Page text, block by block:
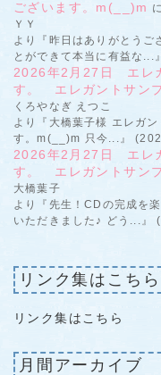
ございます。m(__)m に
ＹＹ
より『昨日はありがとうご
とができて本当に有益な
2026年2月27日 エレ
す。 エレガントサン
くろやなぎ えつこ
より『大橋葉子様 エレガ
す。m(__)m 只今...』
2026年2月27日 エレ
す。 エレガントサン
大橋葉子
より『先生！CDの完成を
いただきました♪ どう...
リンク集はこちら
リンク集はこちら
月間アーカイブ